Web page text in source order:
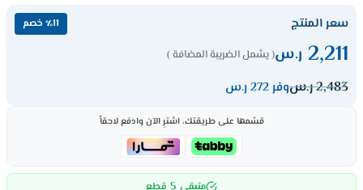
سعر المنتج ٪11 خصم
2,211 ر.س( يشمل الضريبة المضافة )
2,483ر.سوفر 272 ر.س
قسّمها على طريقتك، اشترِ الآن وادفع لاحقاً